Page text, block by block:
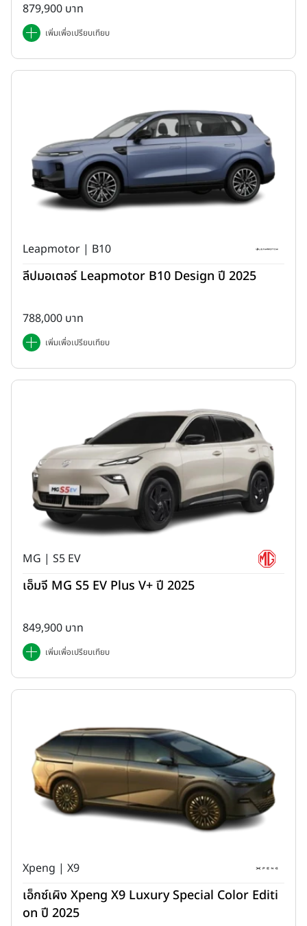
879,900 บาท
เพิ่มเพื่อเปรียบเทียบ
Leapmotor | B10
ลีปมอเตอร์ Leapmotor B10 Design ปี 2025
788,000 บาท
เพิ่มเพื่อเปรียบเทียบ
MG | S5 EV
เอ็มจี MG S5 EV Plus V+ ปี 2025
849,900 บาท
เพิ่มเพื่อเปรียบเทียบ
Xpeng | X9
เอ็กซ์เผิง Xpeng X9 Luxury Special Color Editi
on ปี 2025